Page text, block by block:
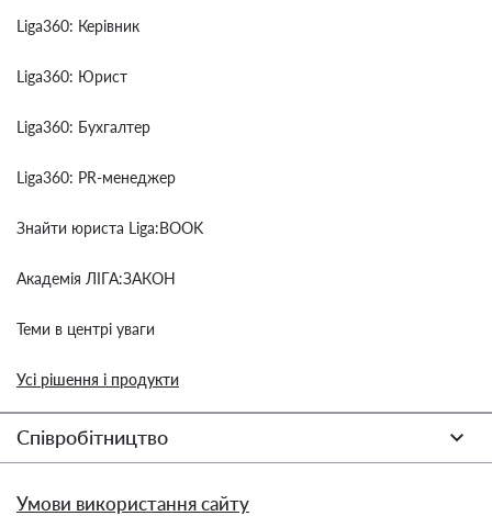
Liga360: Керівник
Liga360: Юрист
Liga360: Бухгалтер
Liga360: PR-менеджер
Знайти юриста Liga:BOOK
Академія ЛІГА:ЗАКОН
Теми в центрі уваги
Усі рішення і продукти
Співробітництво
Умови використання сайту